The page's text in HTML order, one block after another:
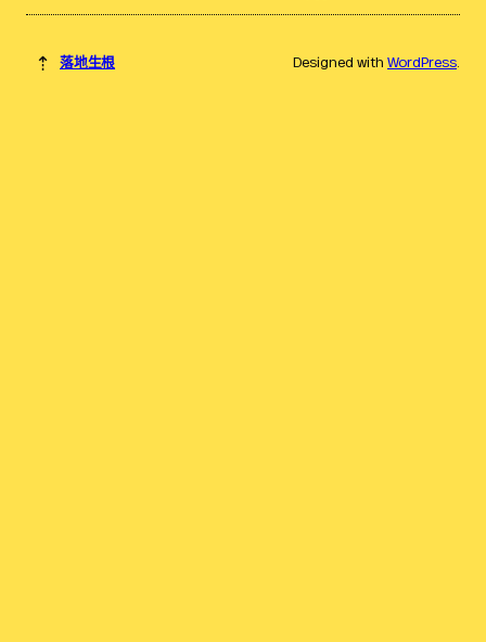
⇡ 落地生根 Designed with WordPress